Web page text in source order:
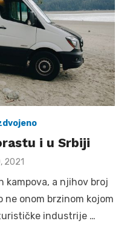
i u Srbiji
2021
kampova, a njihov broj
ne onom brzinom kojom
industrije …